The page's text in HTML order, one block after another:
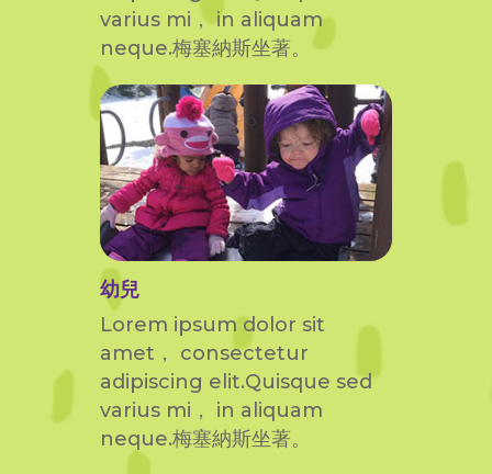
varius mi， in aliquam
neque.梅塞納斯坐著。
幼兒
Lorem ipsum dolor sit
amet， consectetur
adipiscing elit.Quisque sed
varius mi， in aliquam
neque.梅塞納斯坐著。